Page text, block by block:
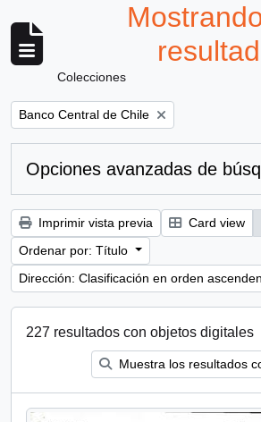
Colecciones
Remove filter:
Banco Central de Chile
Opciones avanzadas de
Imprimir vista previa Card view
Ordenar por: Título
Dirección: Clasificación en orden
227 resultados con objetos digitales
Muestra los resultados